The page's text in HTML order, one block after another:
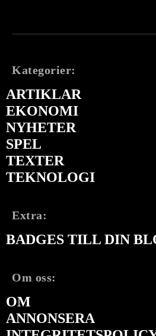
Kategorier:
ARTIKLAR
EKONOMI
NYHETER
SPEL
TEXTER
TEKNOLOGI
Extra:
BADGES TILL DIN
Om oss:
OM
ANNONSERA